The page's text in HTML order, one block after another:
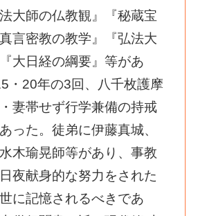
大師の仏教観』『秘蔵宝
言密教の教学』『弘法大
大日経の綱要』等があ
・20年の3回、八千枚護摩
妻帯せず行学兼備の持戒
った。徒弟に伊藤真城、
木瑜晃師等があり、事教
夜献身的な努力をされた
に記憶されるべきであ